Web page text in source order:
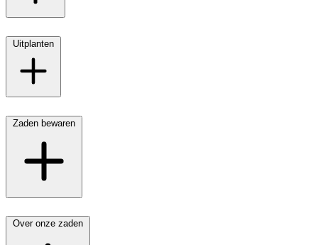
Uitplanten
Zaden bewaren
Over onze zaden